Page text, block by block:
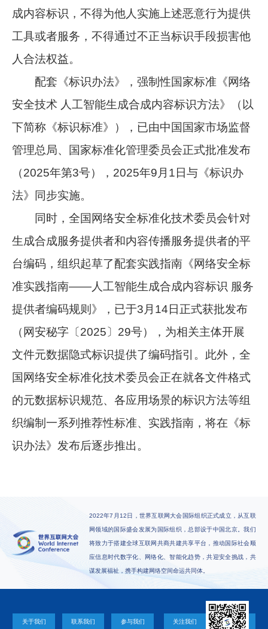
成内容标识，不得为他人实施上述恶意行为提供
工具或者服务，不得通过不正当标识手段损害他
人合法权益。
配套《标识办法》，强制性国家标准《网络
安全技术 人工智能生成合成内容标识方法》（以
下简称《标识标准》），已由中国国家市场监督
管理总局、国家标准化管理委员会正式批准发布
（2025年第3号），2025年9月1日与《标识办
法》同步实施。
同时，全国网络安全标准化技术委员会针对
生成合成服务提供者和内容传播服务提供者的平
台编码，组织起草了配套实践指南《网络安全标
准实践指南——人工智能生成合成内容标识 服务
提供者编码规则》，已于3月14日正式获批发布
（网安秘字〔2025〕29号），为相关主体开展
文件元数据隐式标识提供了编码指引。此外，全
国网络安全标准化技术委员会正在就各文件格式
的元数据标识规范、各应用场景的标识方法等组
织编制一系列推荐性标准、实践指南，将在《标
识办法》发布后逐步推出。
2022年7月12日，世界互联网大会国际组织正式成立，从互联
网领域的国际盛会发展为国际组织，总部设于中国北京。我们
将致力于搭建全球互联网共商共建共享平台，推动国际社会顺
应信息时代数字化、网络化、智能化趋势，共迎安全挑战，共
谋发展福祉，携手构建网络空间命运共同体。
关于我们 联系我们 参与我们 关注我们